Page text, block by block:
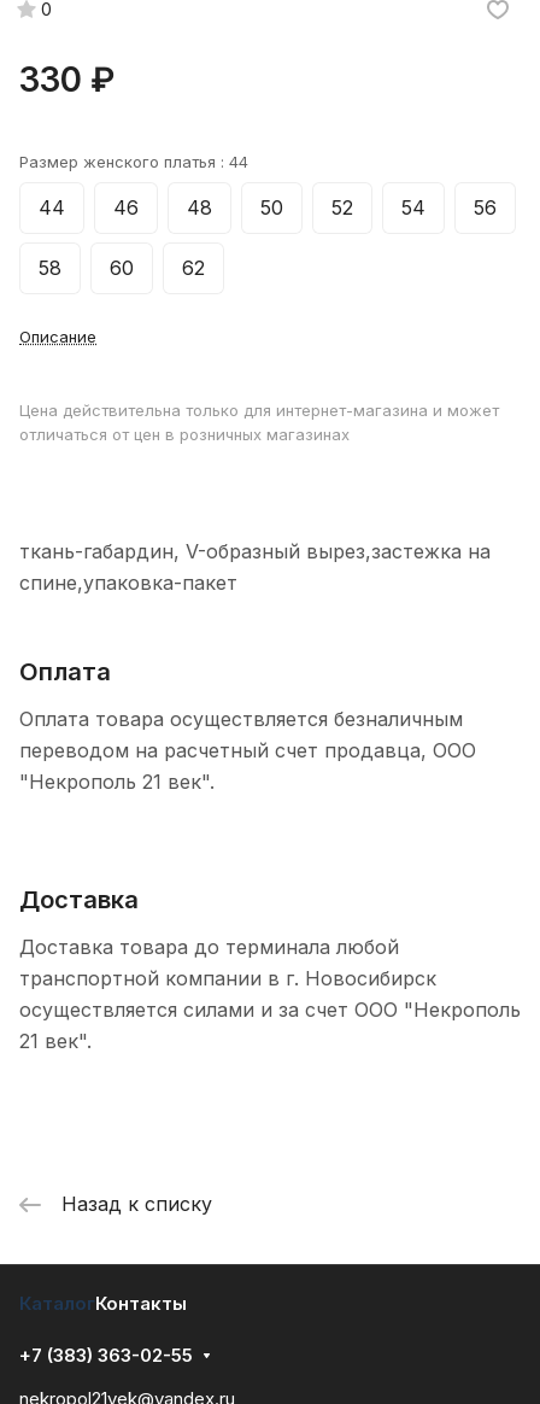
0
330 ₽
Размер женского платья : 44
44 46 48 50 52 54 56
58 60 62
Описание
Цена действительна только для интернет-магазина и может
отличаться от цен в розничных магазинах
ткань-габардин, V-образный вырез,застежка на
спине,упаковка-пакет
Оплата
Оплата товара осуществляется безналичным
переводом на расчетный счет продавца, ООО
"Некрополь 21 век".
Доставка
Доставка товара до терминала любой
транспортной компании в г. Новосибирск
осуществляется силами и за счет ООО "Некрополь
21 век".
Назад к списку
КаталогКонтакты
+7 (383) 363-02-55
nekropol21vek@yandex.ru